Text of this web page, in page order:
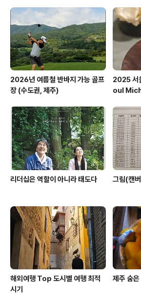
는 40.2%였다. 스마트폰 푸쉬 활용 매장이나 실내에
스마트폰 푸쉬 알림 활용법 중 가장 널리 알려진 것은 "
인 정보"(75.6%),"예약/객실 확인"(41.5%),"이벤트..
2026년 여름철 반바지 가능 골프
장 (수도권, 제주)
2025 서
oul
리더십은 역할이 아니라 태도다 그림(캔
해외여행 Top 도시별 여행 최적
시기
제주 숨